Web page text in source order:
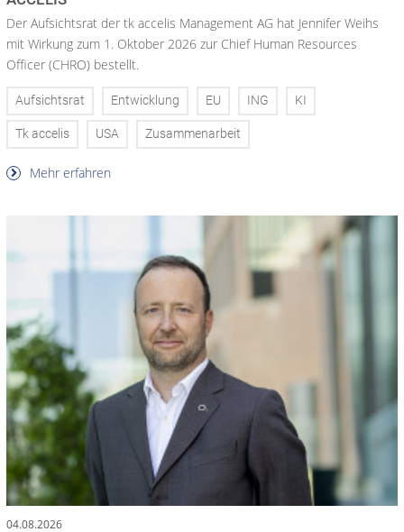
Der Aufsichtsrat der tk accelis Management AG hat Jennifer Weihs
mit Wirkung zum 1. Oktober 2026 zur Chief Human Resources
Officer (CHRO) bestellt.
Aufsichtsrat Entwicklung EU ING KI
Tk accelis USA Zusammenarbeit
Mehr erfahren
04.08.2026